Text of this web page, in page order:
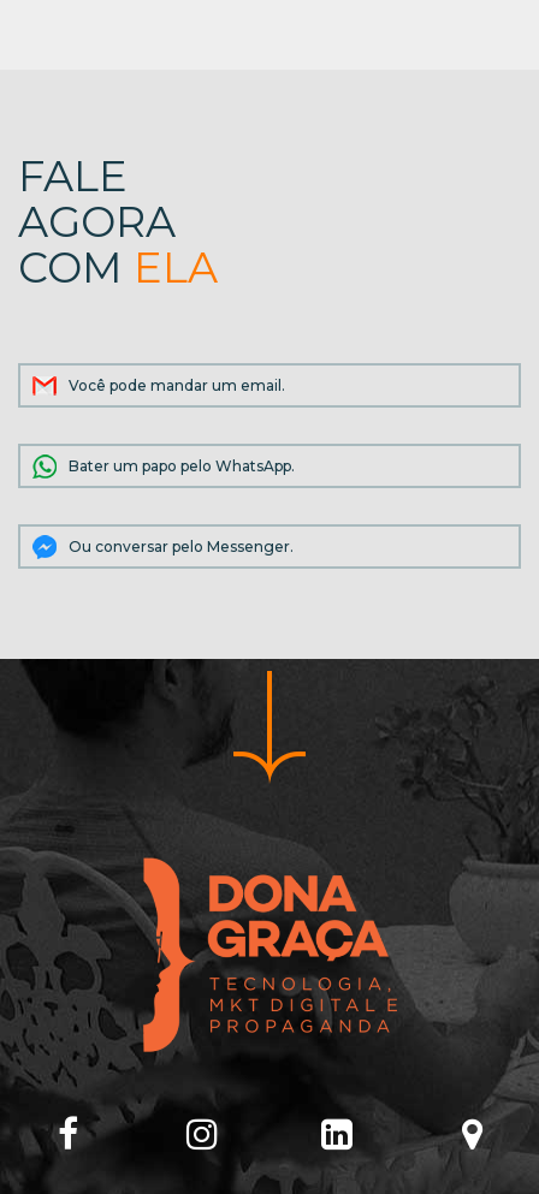
FALE
AGORA
COM ELA
Você pode mandar um email.
Bater um papo pelo WhatsApp.
Ou conversar pelo Messenger.